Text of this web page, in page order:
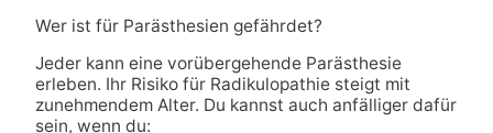
Wer ist für Parästhesien gefährdet?
Jeder kann eine vorübergehende Parästhesie
erleben. Ihr Risiko für Radikulopathie steigt mit
zunehmendem Alter. Du kannst auch anfälliger dafür
sein, wenn du: